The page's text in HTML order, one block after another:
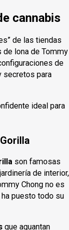
cannabis
de las tiendas
lona de Tommy
de
secretos para
ideal para
son famosas
de interior,
Chong no es
puesto todo su
que aguantan